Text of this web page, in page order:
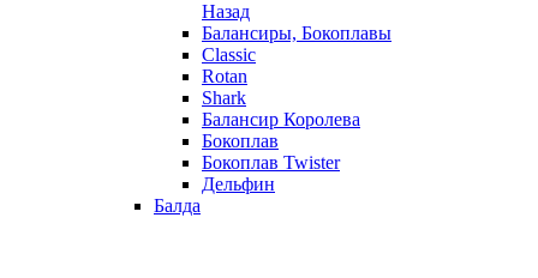
Назад
Балансиры, Бокоплавы
Classic
Rotan
Shark
Балансир Королева
Бокоплав
Бокоплав Twister
Дельфин
Балда